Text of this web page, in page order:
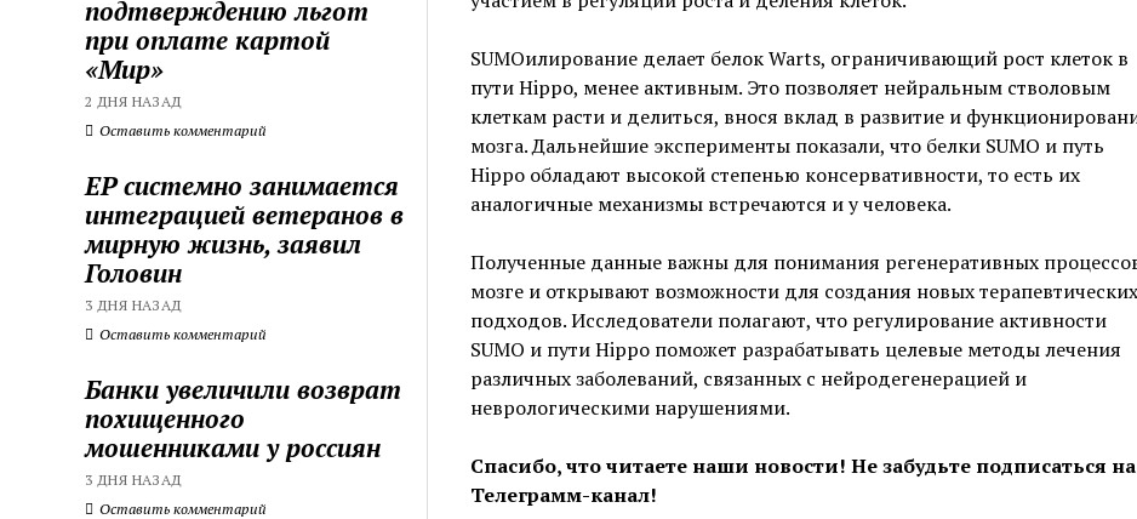
подтверждению льгот
при оплате картой
«Мир»
2 ДНЯ НАЗАД
Оставить комментарий
ЕР системно занимается
интеграцией ветеранов в
мирную жизнь, заявил
Головин
3 ДНЯ НАЗАД
Оставить комментарий
Банки увеличили возврат
похищенного
мошенниками у россиян
3 ДНЯ НАЗАД
Оставить комментарий
SUMOилирование делает белок Warts, ограничивающий рост клеток в
пути Hippo, менее активным. Это позволяет нейральным стволовым
клеткам расти и делиться, внося вклад в развитие и
мозга. Дальнейшие эксперименты показали, что белки SUMO и путь
Hippo обладают высокой степенью консервативности, то есть их
аналогичные механизмы встречаются и у человека.
Полученные данные важны для понимания регенеративных
мозге и открывают возможности для создания новых терапевтических
подходов. Исследователи полагают, что регулирование активности
SUMO и пути Hippo поможет разрабатывать целевые методы лечения
различных заболеваний, связанных с нейродегенерацией и
неврологическими нарушениями.
Спасибо, что читаете наши новости! Не забудьте подписаться на
Телеграмм-канал!